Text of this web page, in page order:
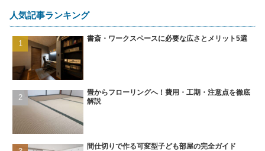
人気記事ランキング
書斎・ワークスペースに必要な広さとメリット5選
畳からフローリングへ！費用・工期・注意点を徹底
解説
間仕切りで作る可変型子ども部屋の完全ガイド